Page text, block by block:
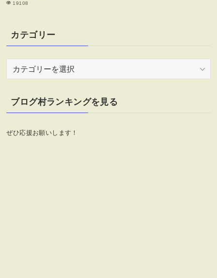
19108
カテゴリー
リ
ー
ブログ村ランキングを見る
ぜひ応援お願いします！